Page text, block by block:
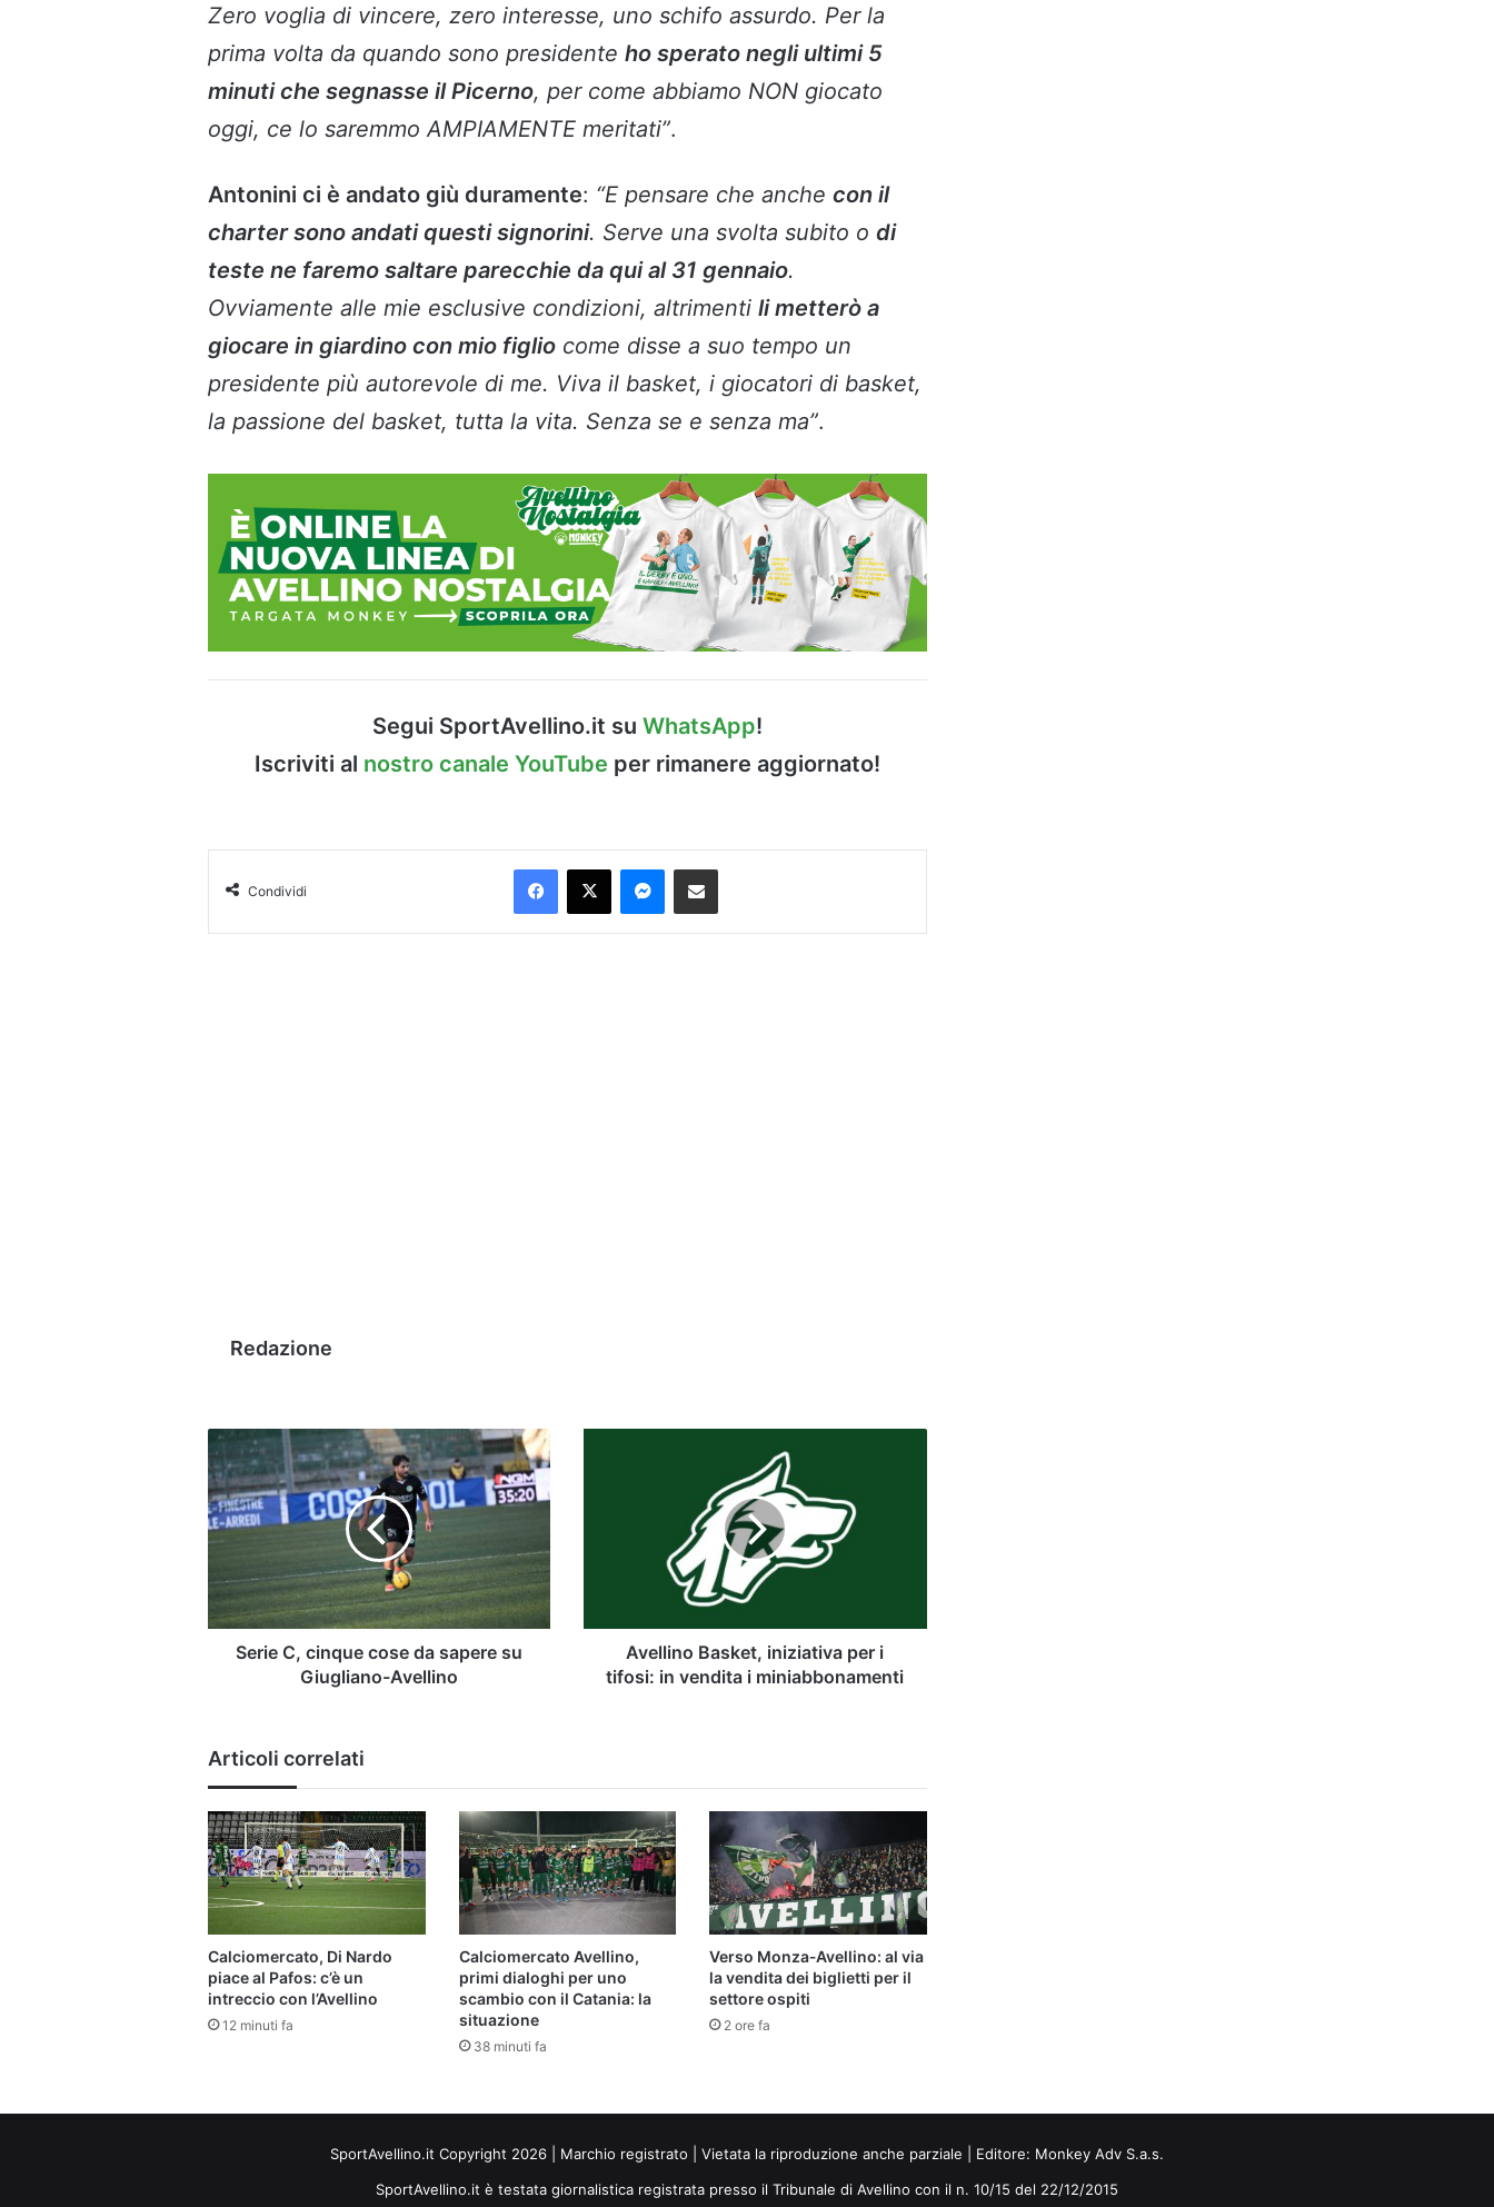
Zero voglia di vincere, zero interesse, uno schifo assurdo. Per la
prima volta da quando sono presidente ho sperato negli ultimi 5
minuti che segnasse il Picerno, per come abbiamo NON giocato
oggi, ce lo saremmo AMPIAMENTE meritati”.
Antonini ci è andato giù duramente: “E pensare che anche con il
charter sono andati questi signorini. Serve una svolta subito o di
teste ne faremo saltare parecchie da qui al 31 gennaio.
Ovviamente alle mie esclusive condizioni, altrimenti li metterò a
giocare in giardino con mio figlio come disse a suo tempo un
presidente più autorevole di me. Viva il basket, i giocatori di basket,
la passione del basket, tutta la vita. Senza se e senza ma”.
Segui SportAvellino.it su WhatsApp!
Iscriviti al nostro canale YouTube per rimanere aggiornato!
Condividi
Facebook
X Messenger
Condividi via Email
Redazione
Serie
C,
cinque
cose
da
su
Giugliano-
Avellino
Serie C, cinque cose da sapere su
Giugliano-Avellino
i
miniabbonamenti
Avellino Basket, iniziativa per i
tifosi: in vendita i miniabbonamenti
Articoli correlati
Calciomercato, Di Nardo
piace al Pafos: c’è un
intreccio con l’Avellino
12 minuti fa
Calciomercato Avellino,
primi dialoghi per uno
scambio con il Catania: la
situazione
38 minuti fa
Verso Monza‑Avellino: al via
la vendita dei biglietti per il
settore ospiti
2 ore fa
SportAvellino.it Copyright 2026 | Marchio registrato | Vietata la riproduzione anche parziale | Editore: Monkey Adv S.a.s.
SportAvellino.it è testata giornalistica registrata presso il Tribunale di Avellino con il n. 10/15 del 22/12/2015